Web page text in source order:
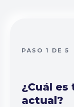
PASO 1 DE 5
¿Cuál
actual?